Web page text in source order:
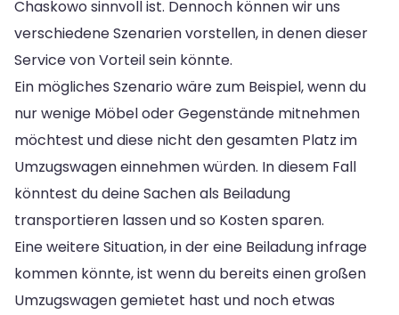
Chaskowo sinnvoll ist. Dennoch können wir uns
verschiedene Szenarien vorstellen, in denen dieser
Service von Vorteil sein könnte.
Ein mögliches Szenario wäre zum Beispiel, wenn du
nur wenige Möbel oder Gegenstände mitnehmen
möchtest und diese nicht den gesamten Platz im
Umzugswagen einnehmen würden. In diesem Fall
könntest du deine Sachen als Beiladung
transportieren lassen und so Kosten sparen.
Eine weitere Situation, in der eine Beiladung infrage
kommen könnte, ist wenn du bereits einen großen
Umzugswagen gemietet hast und noch etwas